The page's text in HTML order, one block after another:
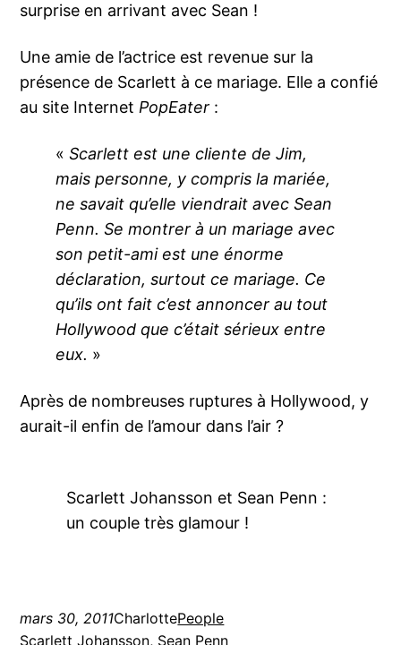
surprise en arrivant avec Sean !
Une amie de l’actrice est revenue sur la
présence de Scarlett à ce mariage. Elle a confié
au site InternetPopEater :
«Scarlett est une cliente de Jim,
mais personne, y compris la mariée,
ne savait qu’elle viendrait avec Sean
Penn. Se montrer à un mariage avec
son petit-ami est une énorme
déclaration, surtout ce mariage. Ce
qu’ils ont fait c’est annoncer au tout
Hollywood que c’était sérieux entre
eux. »
Après de nombreuses ruptures à Hollywood, y
aurait-il enfin de l’amour dans l’air ?
Scarlett Johansson et Sean Penn :
un couple très glamour !
mars 30, 2011CharlottePeople
Scarlett Johansson, Sean Penn